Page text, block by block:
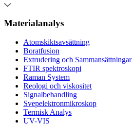
Materialanalys
Atomskiktsavsättning
Boratfusion
Extrudering och Sammansättningar
FTIR spektroskopi
Raman System
Reologi och viskositet
Signalbehandling
Svepelektronmikroskop
Termisk Analys
UV-VIS